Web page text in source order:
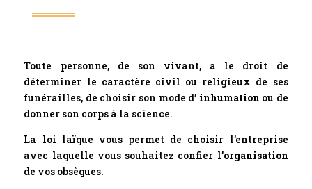
Toute personne, de son vivant, a le droit de
déterminer le caractère civil ou religieux de ses
funérailles, de choisir son mode d’ inhumation ou de
donner son corps à la science.
La loi laïque vous permet de choisir l’entreprise
avec laquelle vous souhaitez confier l’organisation
de vos obsèques.